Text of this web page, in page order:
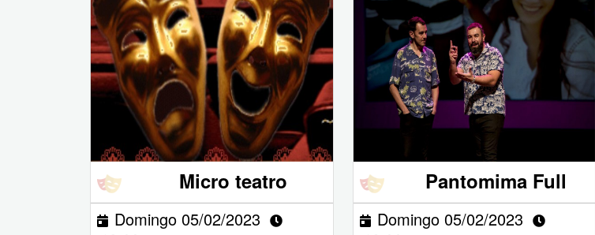
Micro teatro
Domingo 05/02/2023
Pantomima Full
Domingo 05/02/2023